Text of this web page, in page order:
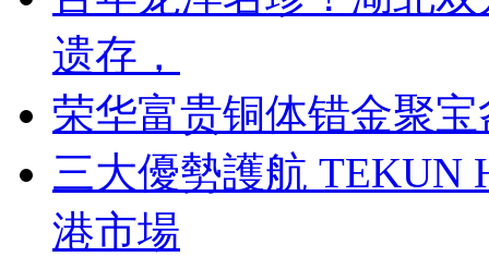
遗存，
荣华富贵铜体错金聚
三大優勢護航 TEKUN
港市場